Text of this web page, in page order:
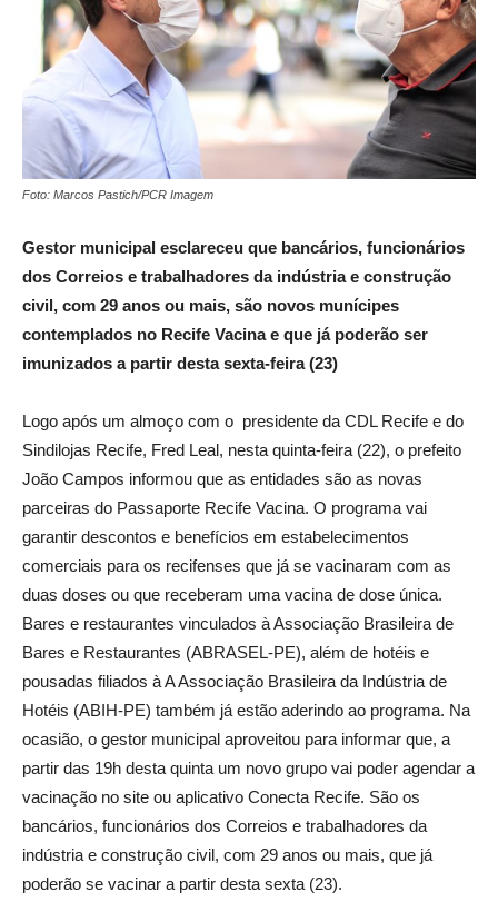
Foto: Marcos Pastich/PCR Imagem
Gestor municipal esclareceu que bancários, funcionários
dos Correios e trabalhadores da indústria e construção
civil, com 29 anos ou mais, são novos munícipes
contemplados no Recife Vacina e que já poderão ser
imunizados a partir desta sexta-feira (23)
Logo após um almoço com o presidente da CDL Recife e do
Sindilojas Recife, Fred Leal, nesta quinta-feira (22), o prefeito
João Campos informou que as entidades são as novas
parceiras do Passaporte Recife Vacina. O programa vai
garantir descontos e benefícios em estabelecimentos
comerciais para os recifenses que já se vacinaram com as
duas doses ou que receberam uma vacina de dose única.
Bares e restaurantes vinculados à Associação Brasileira de
Bares e Restaurantes (ABRASEL-PE), além de hotéis e
pousadas filiados à A Associação Brasileira da Indústria de
Hotéis (ABIH-PE) também já estão aderindo ao programa. Na
ocasião, o gestor municipal aproveitou para informar que, a
partir das 19h desta quinta um novo grupo vai poder agendar a
vacinação no site ou aplicativo Conecta Recife. São os
bancários, funcionários dos Correios e trabalhadores da
indústria e construção civil, com 29 anos ou mais, que já
poderão se vacinar a partir desta sexta (23).